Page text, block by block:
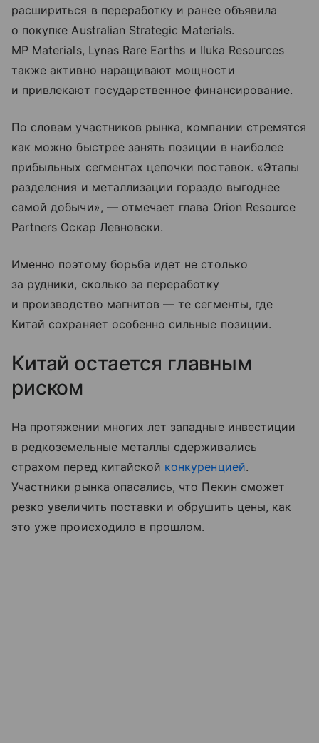
расшириться в переработку и ранее объявила
о покупке Australian Strategic Materials.
MP Materials, Lynas Rare Earths и Iluka Resources
также активно наращивают мощности
и привлекают государственное финансирование.
По словам участников рынка, компании стремятся
как можно быстрее занять позиции в наиболее
прибыльных сегментах цепочки поставок. «Этапы
разделения и металлизации гораздо выгоднее
самой добычи», — отмечает глава Orion Resource
Partners Оскар Левновски.
Именно поэтому борьба идет не столько
за рудники, сколько за переработку
и производство магнитов — те сегменты, где
Китай сохраняет особенно сильные позиции.
Китай остается главным
риском
На протяжении многих лет западные инвестиции
в редкоземельные металлы сдерживались
страхом перед китайской конкуренцией.
Участники рынка опасались, что Пекин сможет
резко увеличить поставки и обрушить цены, как
это уже происходило в прошлом.